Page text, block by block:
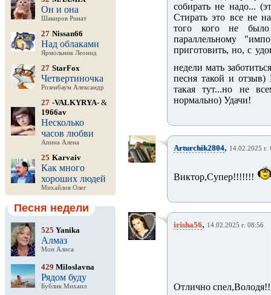
Он и она
Шакиров Ринат
27 Nissan66
Над облаками
Ярмольник Леонид
27 StarFox
Четвертиночка
Розенбаум Александр
27 -VALKYRYA- &
1966av
Несколько
часов любви
Апина Алена
25 Karvaiv
Как много
хороших людей
Михайлов Олег
Песня недели
525 Yanika
Алмаз
Мон Алиса
429 Miloslavna
Рядом буду
Бублик Михаил
собирать не надо...
Стирать это все не
того кого не
параллельному
приготовить, но, с
недели мать
песня такой и
такая тут...но не
нормально) Удачи!
Arturchik2804, 14.02.2025 г.
Виктор,Супер!!!!!!!
irisha56, 14.02.2025 г. 08:56
Отлично спел,Володя!!